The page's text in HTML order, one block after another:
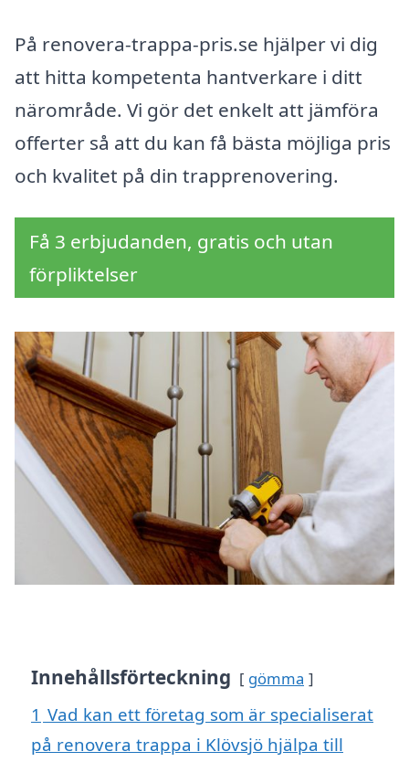
På renovera-trappa-pris.se hjälper vi dig
att hitta kompetenta hantverkare i ditt
närområde. Vi gör det enkelt att jämföra
offerter så att du kan få bästa möjliga pris
och kvalitet på din trapprenovering.
Få 3 erbjudanden, gratis och utan
förpliktelser
Innehållsförteckning gömma
1 Vad kan ett företag som är specialiserat
på renovera trappa i Klövsjö hjälpa till